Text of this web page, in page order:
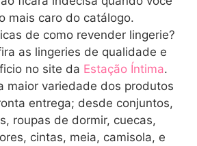
mais caro do catálogo.
de como revender lingerie?
as lingeries de qualidade e
no site da Estação Íntima.
maior variedade dos produtos
entrega; desde conjuntos,
roupas de dormir, cuecas,
cintas, meia, camisola, e